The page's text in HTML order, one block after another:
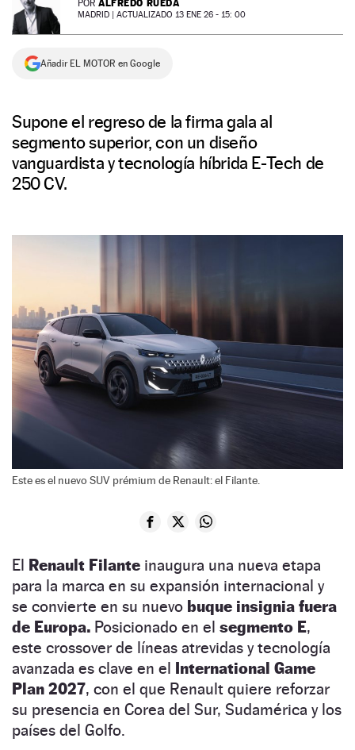
NEWSLETTER
SÍGUENOS
POR ALFREDO RUEDA
MADRID | ACTUALIZADO 13 ENE 26 - 15: 00
Añadir EL MOTOR en Google
Supone el regreso de la firma gala al
segmento superior, con un diseño
vanguardista y tecnología híbrida E-Tech de
250 CV.
Este es el nuevo SUV prémium de Renault: el Filante.
El Renault Filante inaugura una nueva etapa
para la marca en su expansión internacional y
se convierte en su nuevo buque insignia fuera
de Europa. Posicionado en el segmento E,
este crossover de líneas atrevidas y tecnología
avanzada es clave en el International Game
Plan 2027, con el que Renault quiere reforzar
su presencia en Corea del Sur, Sudamérica y los
países del Golfo.